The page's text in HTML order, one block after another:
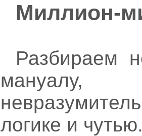
Миллион-
Разбираем
логике и